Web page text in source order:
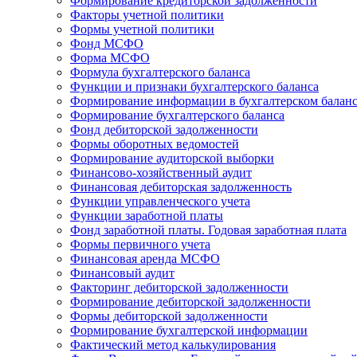
Факторы учетной политики
Формы учетной политики
Фонд МСФО
Форма МСФО
Формула бухгалтерского баланса
Функции и признаки бухгалтерского баланса
Формирование информации в бухгалтерском
Формирование бухгалтерского баланса
Фонд дебиторской задолженности
Формы оборотных ведомостей
Формирование аудиторской выборки
Финансово-хозяйственный аудит
Финансовая дебиторская задолженность
Функции управленческого учета
Функции заработной платы
Фонд заработной платы. Годовая заработная плата
Формы первичного учета
Финансовая аренда МСФО
Финансовый аудит
Факторинг дебиторской задолженности
Формирование дебиторской задолженности
Формы дебиторской задолженности
Формирование бухгалтерской информации
Фактический метод калькулирования